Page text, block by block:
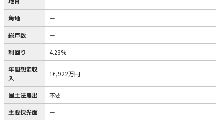
角地 －
総戸数 －
利回り 4.23%
年間想定収
入
16,922万円
国土法届出 不要
主要採光面 －